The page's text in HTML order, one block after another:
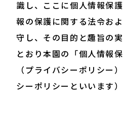
識し、ここに個人情報保
報の保護に関する法令お
守し、その目的と趣旨の
とおり本園の「個人情報
（プライバシーポリシー
シーポリシーといいます）